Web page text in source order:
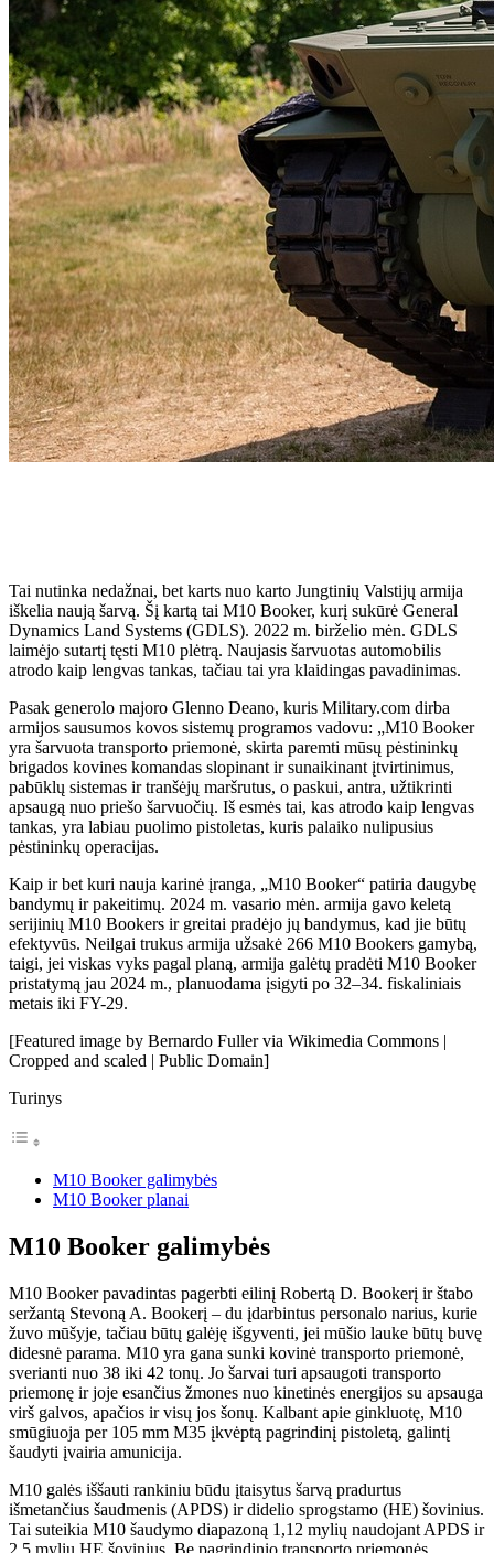
Tai nutinka nedažnai, bet karts nuo karto Jungtinių Valstijų armija
iškelia naują šarvą. Šį kartą tai M10 Booker, kurį sukūrė General
Dynamics Land Systems (GDLS). 2022 m. birželio mėn. GDLS
laimėjo sutartį tęsti M10 plėtrą. Naujasis šarvuotas automobilis
atrodo kaip lengvas tankas, tačiau tai yra klaidingas pavadinimas.
Pasak generolo majoro Glenno Deano, kuris Military.com dirba
armijos sausumos kovos sistemų programos vadovu: „M10 Booker
yra šarvuota transporto priemonė, skirta paremti mūsų pėstininkų
brigados kovines komandas slopinant ir sunaikinant įtvirtinimus,
pabūklų sistemas ir tranšėjų maršrutus, o paskui, antra, užtikrinti
apsaugą nuo priešo šarvuočių. Iš esmės tai, kas atrodo kaip lengvas
tankas, yra labiau puolimo pistoletas, kuris palaiko nulipusius
pėstininkų operacijas.
Kaip ir bet kuri nauja karinė įranga, „M10 Booker“ patiria daugybę
bandymų ir pakeitimų. 2024 m. vasario mėn. armija gavo keletą
serijinių M10 Bookers ir greitai pradėjo jų bandymus, kad jie būtų
efektyvūs. Neilgai trukus armija užsakė 266 M10 Bookers gamybą,
taigi, jei viskas vyks pagal planą, armija galėtų pradėti M10 Booker
pristatymą jau 2024 m., planuodama įsigyti po 32–34. fiskaliniais
metais iki FY-29.
[Featured image by Bernardo Fuller via Wikimedia Commons |
Cropped and scaled | Public Domain]
Turinys
M10 Booker galimybės
M10 Booker planai
M10 Booker galimybės
M10 Booker pavadintas pagerbti eilinį Robertą D. Bookerį ir štabo
seržantą Stevoną A. Bookerį – du įdarbintus personalo narius, kurie
žuvo mūšyje, tačiau būtų galėję išgyventi, jei mūšio lauke būtų buvę
didesnė parama. M10 yra gana sunki kovinė transporto priemonė,
sverianti nuo 38 iki 42 tonų. Jo šarvai turi apsaugoti transporto
priemonę ir joje esančius žmones nuo kinetinės energijos su apsauga
virš galvos, apačios ir visų jos šonų. Kalbant apie ginkluotę, M10
smūgiuoja per 105 mm M35 įkvėptą pagrindinį pistoletą, galintį
šaudyti įvairia amunicija.
M10 galės iššauti rankiniu būdu įtaisytus šarvą pradurtus
išmetančius šaudmenis (APDS) ir didelio sprogstamo (HE) šovinius.
Tai suteikia M10 šaudymo diapazoną 1,12 mylių naudojant APDS ir
2,5 mylių HE šovinius. Be pagrindinio transporto priemonės